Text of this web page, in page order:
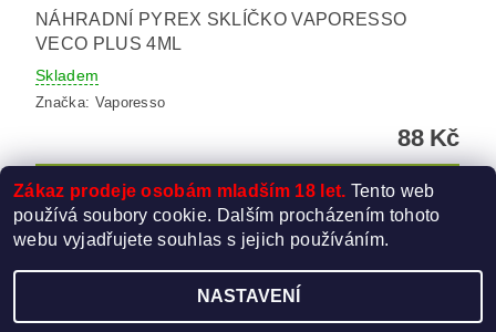
NÁHRADNÍ PYREX SKLÍČKO VAPORESSO
VECO PLUS 4ML
Skladem
Značka: Vaporesso
88 Kč
Zákaz prodeje osobám mladším 18 let. Tento web
používá soubory cookie. Dalším procházením tohoto
webu vyjadřujete souhlas s jejich používáním.
NASTAVENÍ